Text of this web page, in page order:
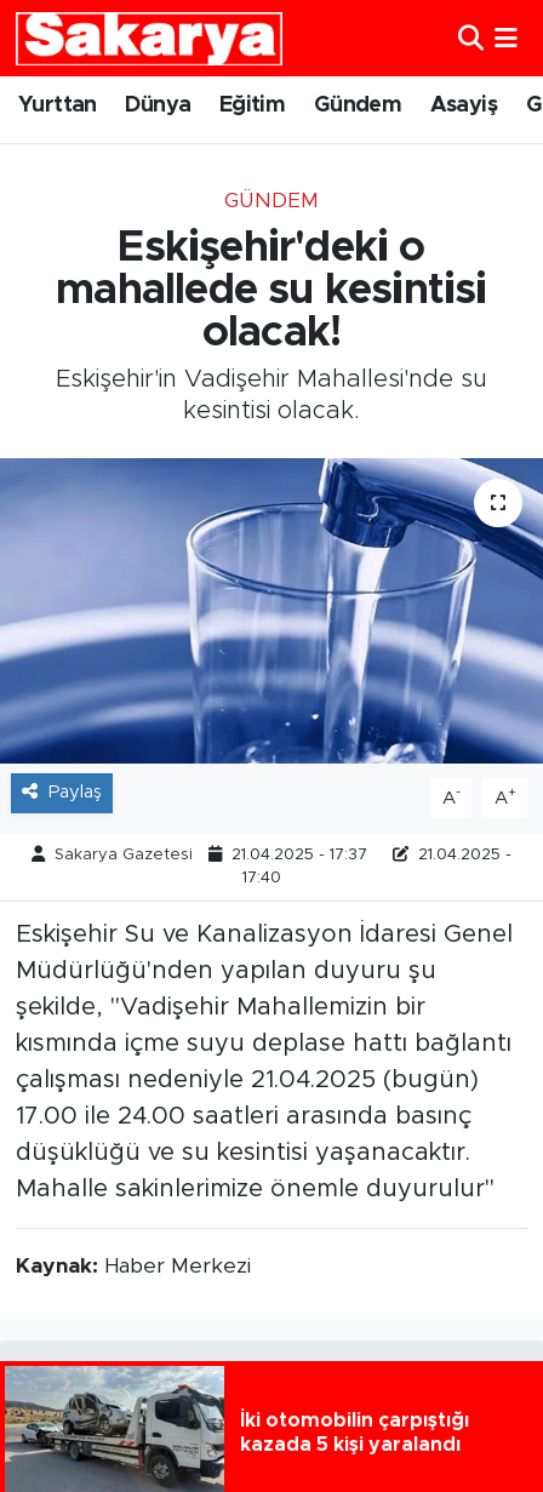
Yurttan Dünya Eğitim Gündem Asayiş
GÜNDEM
Eskişehir'deki o
mahallede su kesintisi
olacak!
Eskişehir'in Vadişehir Mahallesi'nde su
kesintisi olacak.
Paylaş A- A+
Sakarya Gazetesi 21.04.2025 - 17:37
21.04.2025 -
17:40
Eskişehir Su ve Kanalizasyon İdaresi Genel
Müdürlüğü'nden yapılan duyuru şu
şekilde, "Vadişehir Mahallemizin bir
kısmında içme suyu deplase hattı bağlantı
çalışması nedeniyle 21.04.2025 (bugün)
17.00 ile 24.00 saatleri arasında basınç
düşüklüğü ve su kesintisi yaşanacaktır.
Mahalle sakinlerimize önemle duyurulur"
Kaynak: Haber Merkezi
İki otomobilin çarpıştığı
kazada 5 kişi yaralandı
Yurttan
Gündem
Eskişehirspor
Sağlık
Kültür Sanat
Resmi İlanlar
Söyleşi
Foto Şaka
Eskişehir Nöbetçi Eczaneler
Eskişehir Trafik Yoğunluk Haritası
Süper Lig Puan Durumu ve Fikstür
Tüm Manşetler
Son Dakika Haberleri